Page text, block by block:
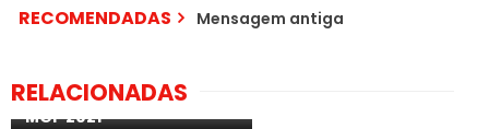
RECOMENDADAS Mensagem antiga
RELACIONADAS
participantes da SF1 do
MGP 2021